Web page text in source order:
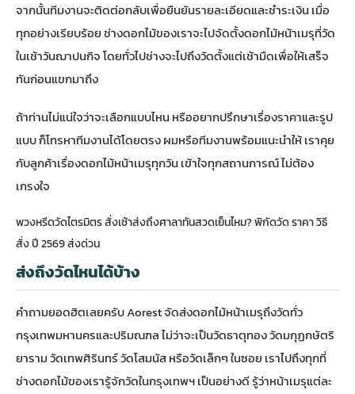
จากนั้นทีมงานจะติดต่อกลับเพื่อยืนยันรายละเอียดและชำระเงิน เมื่อ
ทุกอย่างเรียบร้อย ช่างดอกไม้ของเราจะไปจัดตั้งดอกไม้หน้าเมรุที่วัด
ในเช้าวันฌาปนกิจ โดยทั่วไปช่างจะไปถึงวัดตั้งแต่เช้ามืดเพื่อให้เสร็จ
ทันก่อนแขกมาถึง
ถ้าท่านไม่แน่ใจว่าจะเลือกแบบไหน หรืออยากปรึกษาเรื่องราคาและรูป
แบบ ก็โทรหาทีมงานได้โดยตรง ผมหรือทีมงานพร้อมแนะนำให้ เราคุย
กับลูกค้าเรื่องดอกไม้หน้าเมรุทุกวัน เข้าใจทุกสถานการณ์ ไม่ต้อง
เกรงใจ
พวงหรีดวัดไตรมิตร สั่งเช้าส่งถึงศาลาทันสวดเย็นไหม? พิกัดวัด ราคา วิธี
สั่ง ปี 2569 ส่งด่วน
ส่งถึงวัดไหนได้บ้าง
คำถามยอดฮิตเลยครับ Aorest จัดส่งดอกไม้หน้าเมรุถึงวัดทั่ว
กรุงเทพมหานครและปริมณฑล ไม่ว่าจะเป็นวัดธาตุทอง วัดมกุฏกษัตริ
ยาราม วัดเทพศิรินทร์ วัดโสมนัส หรือวัดเล็กๆ ในซอย เราไปถึงทุกที่
ช่างดอกไม้ของเรารู้จักวัดในกรุงเทพฯ เป็นอย่างดี รู้ว่าหน้าเมรุแต่ละ